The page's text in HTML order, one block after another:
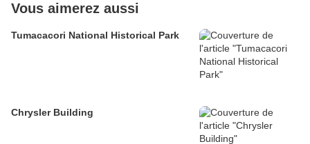
Vous aimerez aussi
Tumacacori National Historical Park
Chrysler Building